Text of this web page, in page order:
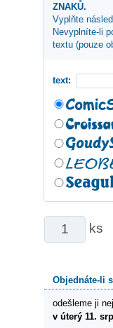
ZNAKŮ.
Vyplňte
Nevyplníte-li
textu (pouze
text:
ks
Objednáte-li
odešleme ji
v úterý 11.